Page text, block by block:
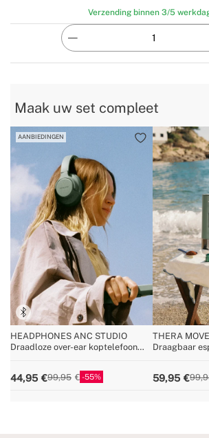
Verzending binnen 3/5
Maak uw set compleet
AANBIEDINGEN
HEADPHONES ANC STUDIO
Draadloze over-ear koptelefoon
44,95 99,95 55
THERA MOVE
Draagbaar
59,95